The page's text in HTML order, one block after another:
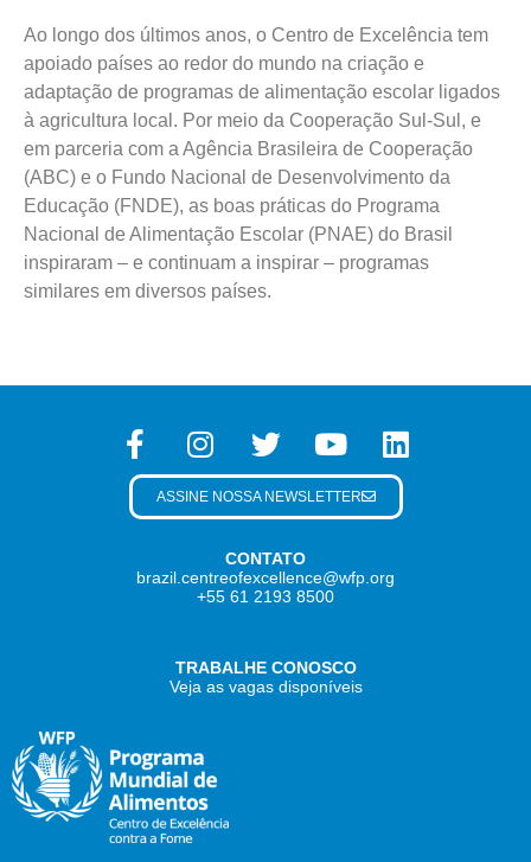
Ao longo dos últimos anos, o Centro de Excelência tem
apoiado países ao redor do mundo na criação e
adaptação de programas de alimentação escolar ligados
à agricultura local. Por meio da Cooperação Sul-Sul, e
em parceria com a Agência Brasileira de Cooperação
(ABC) e o Fundo Nacional de Desenvolvimento da
Educação (FNDE), as boas práticas do Programa
Nacional de Alimentação Escolar (PNAE) do Brasil
inspiraram – e continuam a inspirar – programas
similares em diversos países.
CONTATO
brazil.centreofexcellence@wfp.org
+55 61 2193 8500
TRABALHE CONOSCO
Veja as vagas disponíveis
ASSINE NOSSA NEWSLETTER